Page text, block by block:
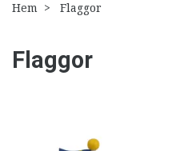
Hem Flaggor
Flaggor